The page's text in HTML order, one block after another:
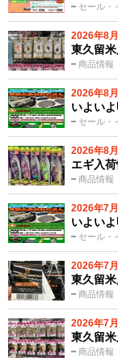
セール・
2026年8
商品情報
東久留
2026年8
セール・
いよい
2026年8
商品情報
エギ入荷
2026年7
セール・
いよい
2026年7
商品情報
東久留
2026年7
商品情報
東久留